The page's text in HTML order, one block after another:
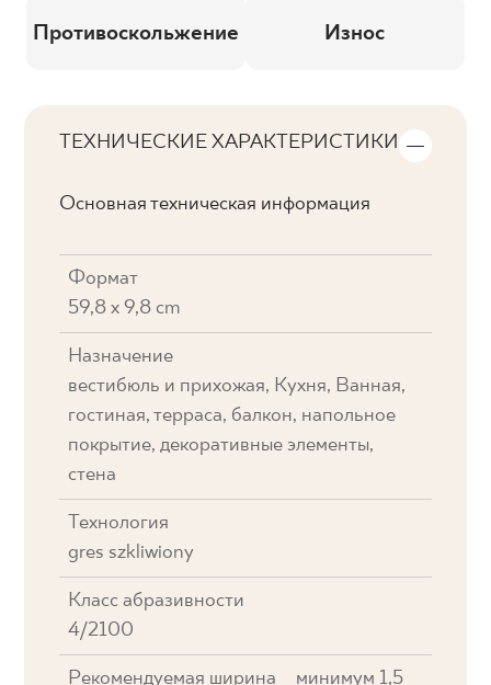
Противоскольжение Износ
ТЕХНИЧЕСКИЕ ХАРАКТЕРИСТИКИ
Основная техническая информация
Формат
59,8 x 9,8 cm
Назначение
вестибюль и прихожая, Кухня, Ванная,
гостиная, терраса, балкон, напольное
покрытие, декоративные элементы,
стена
Технология
gres szkliwiony
Класс абразивности
4/2100
Рекомендуемая ширина минимум 1,5